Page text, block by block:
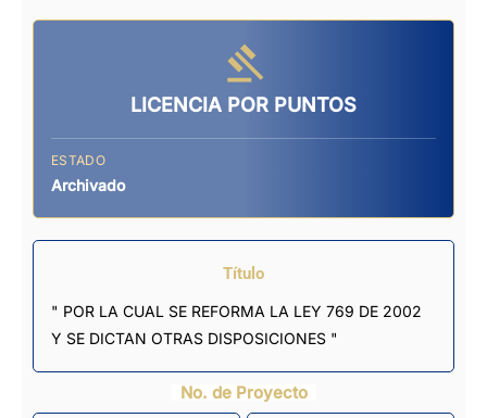
LICENCIA POR PUNTOS
ESTADO
Archivado
Título
" POR LA CUAL SE REFORMA LA LEY 769 DE 2002
Y SE DICTAN OTRAS DISPOSICIONES "
No. de Proyecto